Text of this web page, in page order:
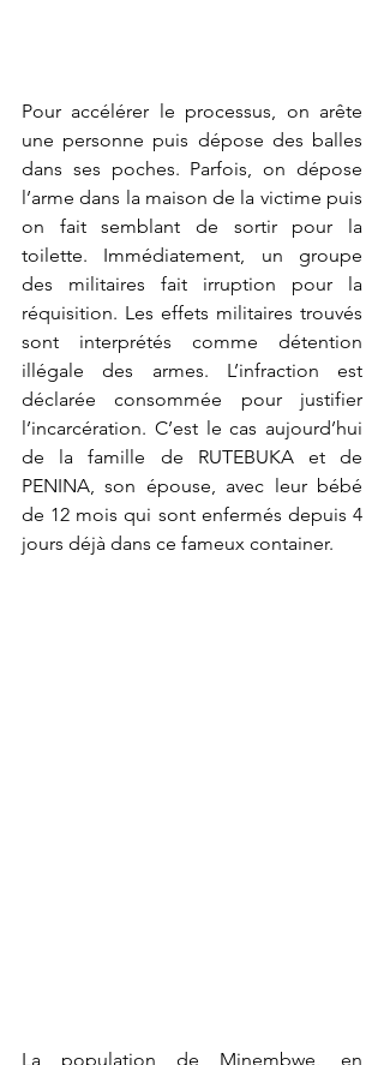
Pour accélérer le processus, on arête
une personne puis dépose des balles
dans ses poches. Parfois, on dépose
l’arme dans la maison de la victime puis
on fait semblant de sortir pour la
toilette. Immédiatement, un groupe
des militaires fait irruption pour la
réquisition. Les effets militaires trouvés
sont interprétés comme détention
illégale des armes. L’infraction est
déclarée consommée pour justifier
l’incarcération. C’est le cas aujourd’hui
de la famille de RUTEBUKA et de
PENINA, son épouse, avec leur bébé
de 12 mois qui sont enfermés depuis 4
jours déjà dans ce fameux container.
La population de Minembwe, en